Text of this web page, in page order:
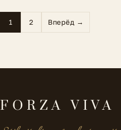
1 2 Вперёд →
FORZA VIVA